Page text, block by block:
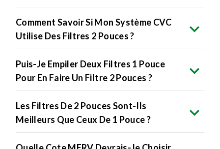
Comment Savoir Si Mon Système CVC
Utilise Des Filtres 2 Pouces ?
Puis-Je Empiler Deux Filtres 1 Pouce
Pour En Faire Un Filtre 2 Pouces ?
Les Filtres De 2 Pouces Sont-Ils
Meilleurs Que Ceux De 1 Pouce ?